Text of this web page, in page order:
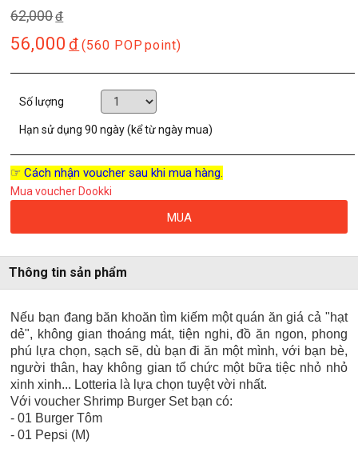
62,000đ
56,000 đ (560 POP point)
Số lượng
Hạn sử dụng90 ngày (kể từ ngày mua)
☞ Cách nhận voucher sau khi mua hàng.
Mua voucher Dookki
MUA
Thông tin sản phẩm
Nếu bạn đang băn khoăn tìm kiếm một quán ăn giá cả "hạt
dẻ", không gian thoáng mát, tiện nghi, đồ ăn ngon, phong
phú lựa chọn, sạch sẽ, dù bạn đi ăn một mình, với bạn bè,
người thân, hay không gian tổ chức một bữa tiệc nhỏ nhỏ
xinh xinh... Lotteria là lựa chọn tuyệt vời nhất.
Với voucher Shrimp Burger Set bạn có:
- 01 Burger Tôm
- 01 Pepsi (M)